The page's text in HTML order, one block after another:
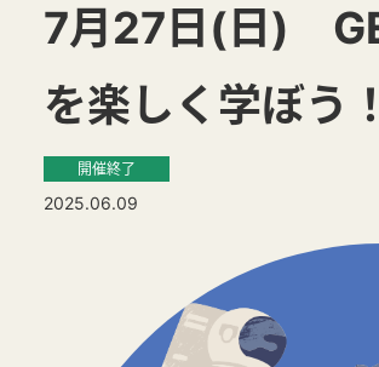
7月27日(日)
を楽しく学ぼう！
開催終了
2025.06.09